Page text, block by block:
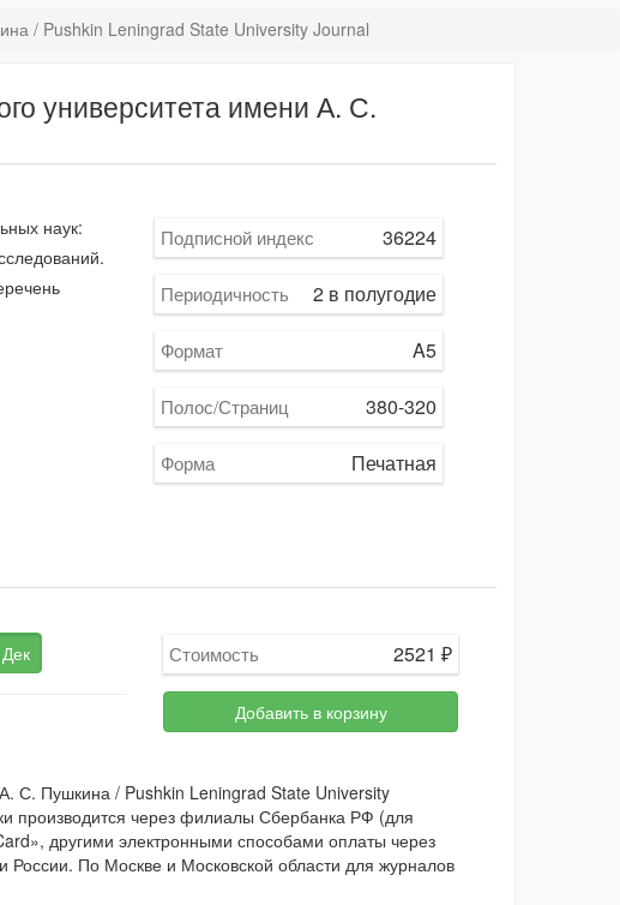
/ Pushkin Leningrad State University Journal
университета имени А. С.
наук:
Подписной индекс 36224
Периодичность 2 в полугодие
Формат A5
Полос/Страниц 380-320
Форма Печатная
Дек Стоимость 2521 ₽
Добавить в корзину
С. Пушкина / Pushkin Leningrad State University
производится через филиалы Сбербанка РФ (для
другими электронными способами оплаты через
России. По Москве и Московской области для журналов